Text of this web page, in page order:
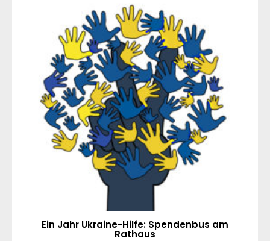
Ein Jahr Ukraine-Hilfe: Spendenbus am
Rathaus